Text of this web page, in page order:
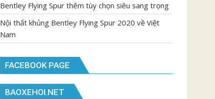
Bentley Flying Spur thêm tùy chọn siêu sang trọng
Nội thất khủng Bentley Flying Spur 2020 về Việt
Nam
FACEBOOK PAGE
BAOXEHOI.NET